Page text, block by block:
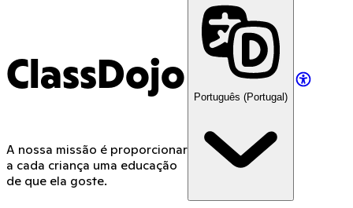
Configurações da conta/ícone de roda
ClassDojo
A nossa missão é proporcionar
a cada criança uma educação
de que ela goste.
Português (Portugal)